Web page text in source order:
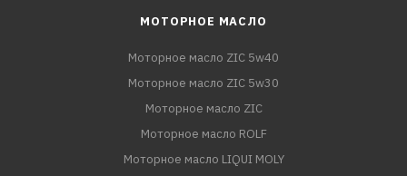
МОТОРНОЕ МАСЛО
Моторное масло ZIC 5w40
Моторное масло ZIC 5w30
Моторное масло ZIC
Моторное масло ROLF
Моторное масло LIQUI MOLY